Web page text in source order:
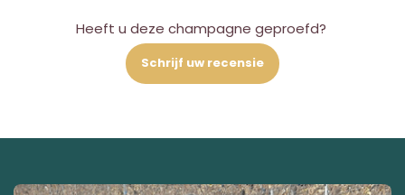
Heeft u deze champagne geproefd?
Schrijf uw recensie